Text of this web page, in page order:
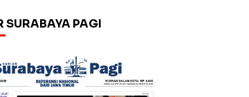
SURABAYA PAGI